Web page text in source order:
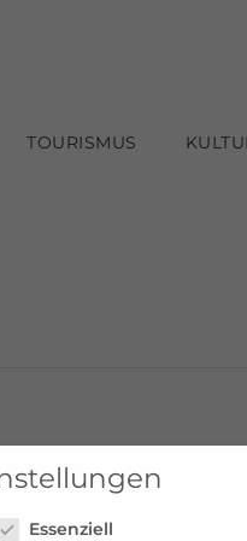
TOURISMUS
Essenziell